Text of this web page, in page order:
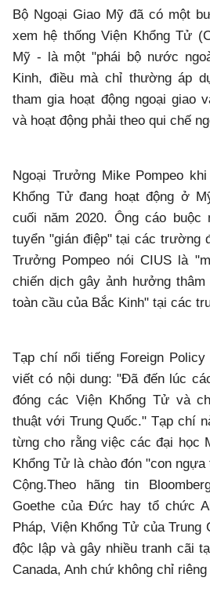
Bộ Ngoại Giao Mỹ đã có một
xem hệ thống Viện Khổng Tử
Mỹ - là một "phái bộ nước
Kinh, điều mà chỉ thường áp
tham gia hoạt động ngoại giao
và hoạt động phải theo qui chế
Ngoại Trưởng Mike Pompeo
Khổng Tử đang hoạt động ở
cuối năm 2020. Ông cáo buộc
tuyển "gián điệp" tại các trường
Trưởng Pompeo nói CIUS là
chiến dịch gây ảnh hưởng
toàn cầu của Bắc Kinh" tại các
Tạp chí nổi tiếng Foreign
viết có nội dung: "Đã đến lúc
đóng các Viện Khổng Tử và
thuật với Trung Quốc." Tạp chí
từng cho rằng việc các đại học
Khổng Tử là chào đón "con
Cộng.Theo hãng tin
Goethe của Đức hay tổ chức
Pháp, Viện Khổng Tử của Trung
độc lập và gây nhiều tranh cãi
Canada, Anh chứ không chỉ riêng